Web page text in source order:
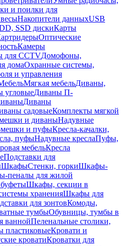
и поилки для
Накопители данныхUSB
SSD дискиКарты
Оптические
Камеры
для CCTVДомофоны,
домаОхранные системы,
и управления
Мягкая мебельДиваны,
угловыеДиваны П-
Диваны
садовыеКомплекты мягкой
мешки и диваныНадувные
мешки и пуфыКресла-качалки,
пуфыНадувные креслаПуфы,
мебельКресла
Подставки для
ШкафыСтенки, горкиШкафы-
пеналы для жилой
Шкафы, секции в
храненияШкафы для
для зонтовКомоды,
тумбыОбувницы, тумбы в
ваннойПеленальные столики,
пластиковыеКровати и
кроватиКроватки для